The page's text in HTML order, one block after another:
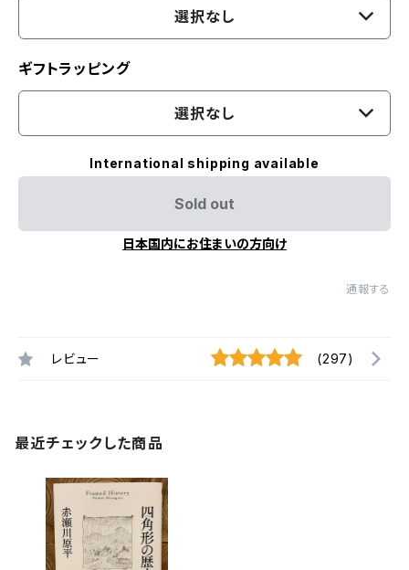
選択なし
ギフトラッピング
選択なし
International shipping available
Sold out
日本国内にお住まいの方向け
通報する
レビュー (297)
最近チェックした商品